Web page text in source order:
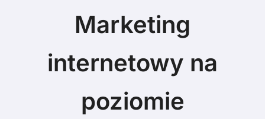
Marketing
internetowy na
poziomie